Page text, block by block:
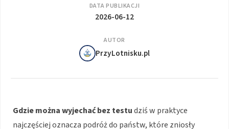
DATA PUBLIKACJI
2026-06-12
AUTOR
PrzyLotnisku.pl
Gdzie można wyjechać bez testudziś w praktyce
najczęściej oznacza podróż do państw, które zniosły